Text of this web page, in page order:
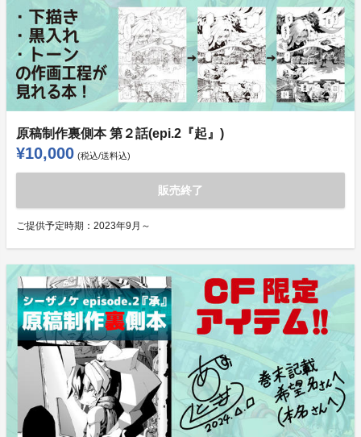
原稿制作裏側本 第２話(epi.2『起』)
¥10,000 (税込/送料込)
販売終了
ご提供予定時期： 2023年9月～